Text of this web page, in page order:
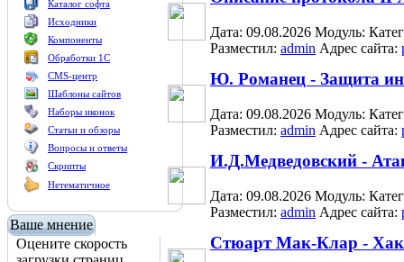
Каталог софта
Исходники
Компоненты
Обработки 1С
CMS-центр
Шаблоны сайтов
Наборы иконок
Статьи и обзоры
Вопросы и ответы
Скрипты
Нетематичное
Ваше мнение
Оцените скорость
Дата: 09.08.2026 Модуль:
Разместил: admin Адрес сайта:
Ю. Романец - Защита
Дата: 09.08.2026 Модуль:
Разместил: admin Адрес сайта:
И.Д.Медведовский -
Дата: 09.08.2026 Модуль:
Разместил: admin Адрес сайта:
Стюарт Мак-Клар -